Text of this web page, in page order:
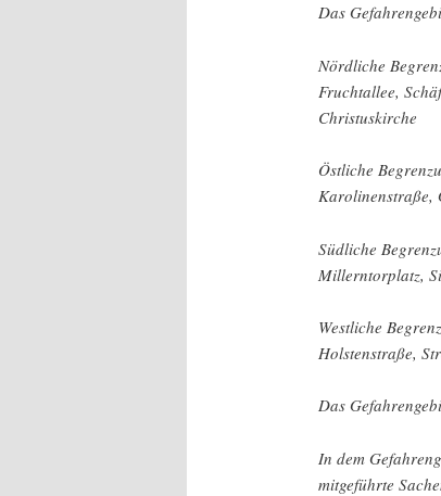
Das
Nördliche
Fruchtallee,
Christuskirche
Östliche
Karolinenstraße,
Südliche
Millerntorplatz,
Westliche
Holstenstraße,
Das
In dem
mitgeführte